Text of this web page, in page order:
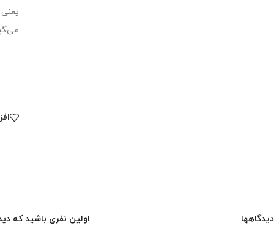
دیدگاهها اولین نفری باشید که